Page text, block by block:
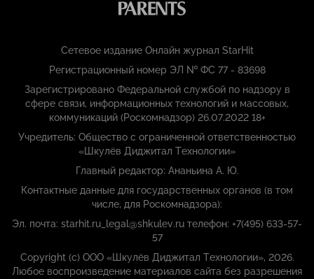
Сетевое издание Онлайн журнал StarHit
Регистрационный номер ЭЛ № ФС 77 - 83698
Зарегистрировано Федеральной службой по надзору в
сфере связи, информационных технологий и массовых,
коммуникаций (Роскомнадзор) 26.07.2022 18+
Учредитель: Общество с ограниченной ответственностью
«Шкулёв Диджитал Технологии»
Главный редактор: Ананьина А. Ю.
Контактные данные для государственных органов (в том
числе, для Роскомнадзора):
Эл. почта: starhit.ru_legal@shkulev.ru телефон: +7(495) 633-57-
57
Copyright (с) ООО «Шкулёв Диджитал Технологии», 2026.
Любое воспроизведение материалов сайта без разрешения